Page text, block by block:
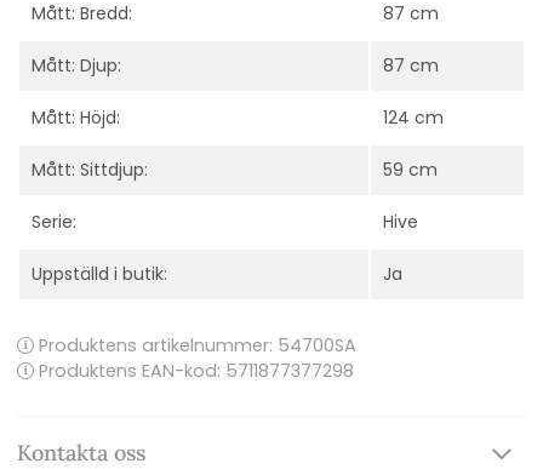
Mått: Bredd: 87 cm
Mått: Djup: 87 cm
Mått: Höjd: 124 cm
Mått: Sittdjup: 59 cm
Serie: Hive
Uppställd i butik: Ja
Produktens artikelnummer: 54700SA
Produktens EAN-kod: 5711877377298
Kontakta oss